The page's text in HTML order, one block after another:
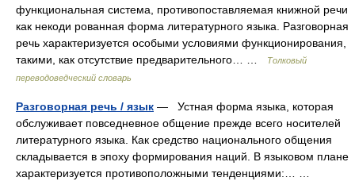
функциональная система, противопоставляемая книжной речи
как некоди рованная форма литературного языка. Разговорная
речь характеризуется особыми условиями функционирования,
такими, как отсутствие предварительного… …
Толковый
переводоведческий словарь
Разговорная речь / язык — Устная форма языка, которая
обслуживает повседневное общение прежде всего носителей
литературного языка. Как средство национального общения
складывается в эпоху формирования наций. В языковом плане
характеризуется противоположными тенденциями:… …